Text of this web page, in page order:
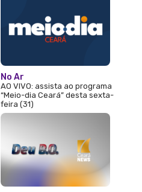
No Ar
AO VIVO: assista ao programa
“Meio-dia Ceará” desta sexta-
feira (31)